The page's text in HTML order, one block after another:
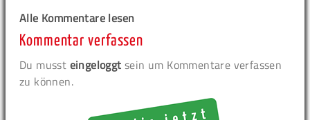
Alle Kommentare lesen
Kommentar verfassen
Du musst eingeloggt sein um Kommentare verfassen
zu können.